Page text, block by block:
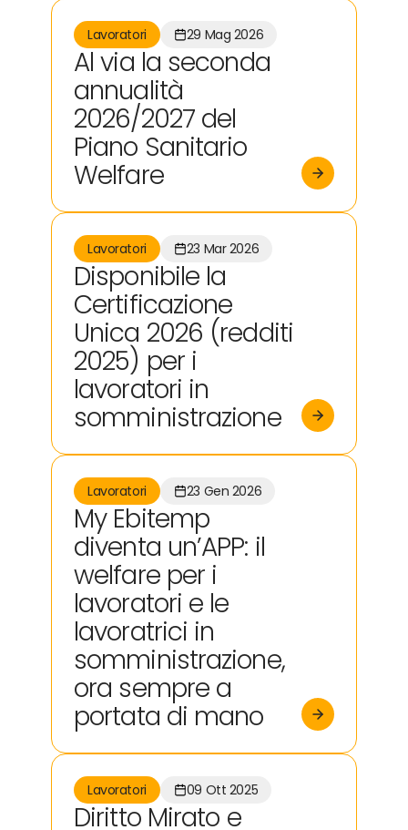
Lavoratori 29 Mag 2026
Al via la seconda
annualità
2026/2027 del
Piano Sanitario
Welfare
Lavoratori 23 Mar 2026
Disponibile la
Certificazione
Unica 2026 (redditi
2025) per i
lavoratori in
somministrazione
Lavoratori 23 Gen 2026
My Ebitemp
diventa un’APP: il
welfare per i
lavoratori e le
lavoratrici in
somministrazione,
ora sempre a
portata di mano
Lavoratori 09 Ott 2025
Diritto Mirato e